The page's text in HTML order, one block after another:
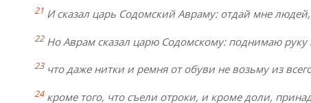
21 И сказал царь Содомский Авраму: отдай мне
22Но Аврам сказал царю Содомскому: поднимаю
23что даже нитки и ремня от обуви не возьму из
24кроме того, что съели отроки, и кроме доли,